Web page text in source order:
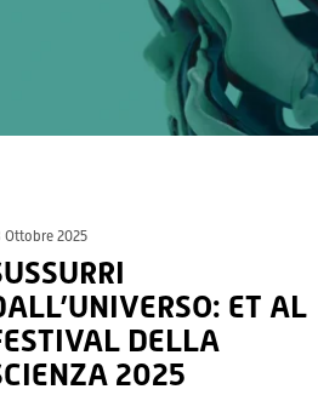
Ottobre 2025
ET AL
DELLA
2025